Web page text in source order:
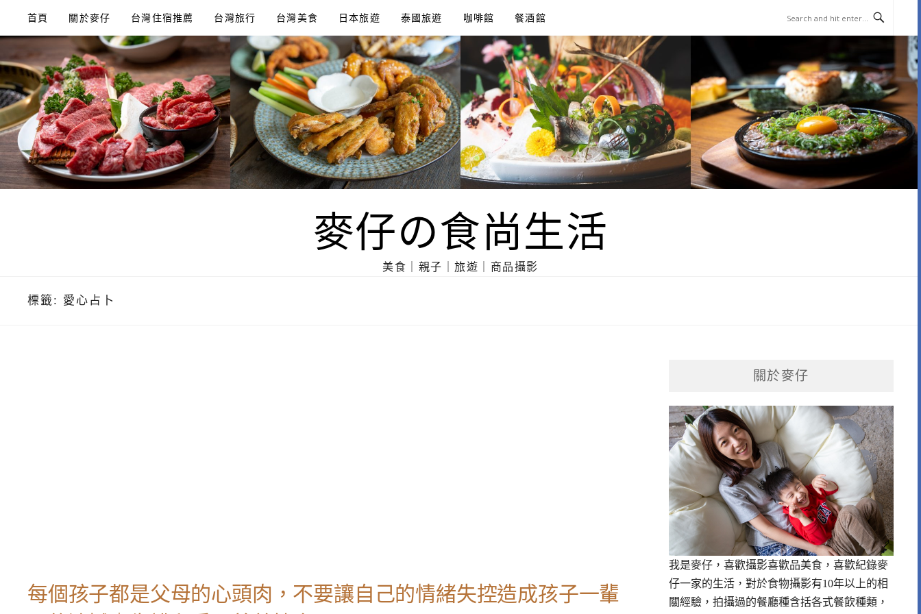
content
首頁 關於麥仔 台灣住宿推薦 台灣旅行 台灣美食 日本旅遊 泰國旅遊 咖啡館 餐酒館
麥仔の食尚生活
美食｜親子｜旅遊｜商品攝影
標籤: 愛心占卜
每個孩子都是父母的心頭肉，不要讓自己的情緒失控造成孩子一輩
關於麥仔
我是麥仔，喜歡攝影喜歡品美食，喜歡紀錄麥
仔一家的生活，對於食物攝影有10年以上的相
關經驗，拍攝過的餐廳種含括各式餐飲種類，